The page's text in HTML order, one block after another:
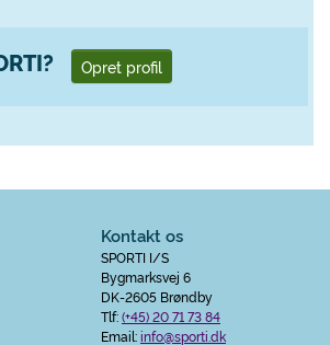
Opret profil
Kontakt os
SPORTI I/S
Bygmarksvej 6
DK-2605 Brøndby
Tlf:(+45) 20 71 73 84
Email:info@sporti.dk